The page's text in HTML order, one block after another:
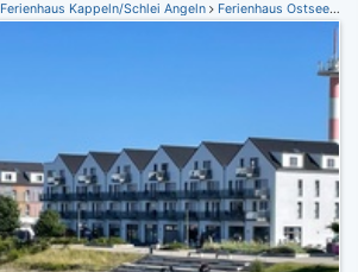
Ferienhaus Kappeln/Schlei Angeln Ferienhaus Ostseeresort Olpenitz